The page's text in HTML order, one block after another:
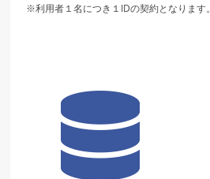
※利用者１名につき１IDの契約となります。